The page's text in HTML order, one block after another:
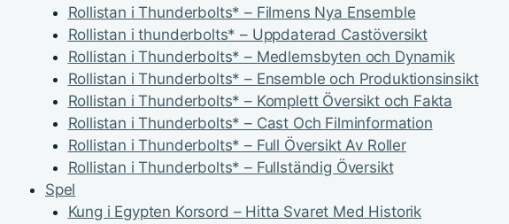
Rollistan i Thunderbolts* – Filmens Nya Ensemble
Rollistan i thunderbolts* – Uppdaterad Castöversikt
Rollistan i Thunderbolts* – Medlemsbyten och Dynamik
Rollistan i Thunderbolts* – Ensemble och Produktionsinsikt
Rollistan i Thunderbolts* – Komplett Översikt och Fakta
Rollistan i Thunderbolts* – Cast Och Filminformation
Rollistan i Thunderbolts* – Full Översikt Av Roller
Rollistan i Thunderbolts* – Fullständig Översikt
Spel
Kung i Egypten Korsord – Hitta Svaret Med Historik